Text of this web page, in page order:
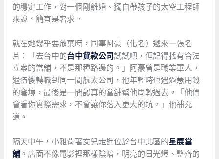
的穩定工作，對一個剛離婚、獨自帶孩子的太空工程師
來說，簡直是奢求。
就在她幾乎要放棄時，同事阿豪（化名）遞來一張名
片：「去台中的台中貸款公司試試吧，但記得找有合法
立案的當舖，不是那種路邊的。」阿豪曾是職業軍人，
退伍後轉職到同一間航太公司，他年輕時也遇過急用錢
的窘境，最後是一間認真的當舖幫他周轉過去。「他們
會看你實際需求，不會讓你落入更大的坑。」他補充
道。
隔天中午，小雅背著女兒走進位於台中北區的星展當
舖。店面不像電影裡那樣陰暗，明亮的日光燈、整齊的